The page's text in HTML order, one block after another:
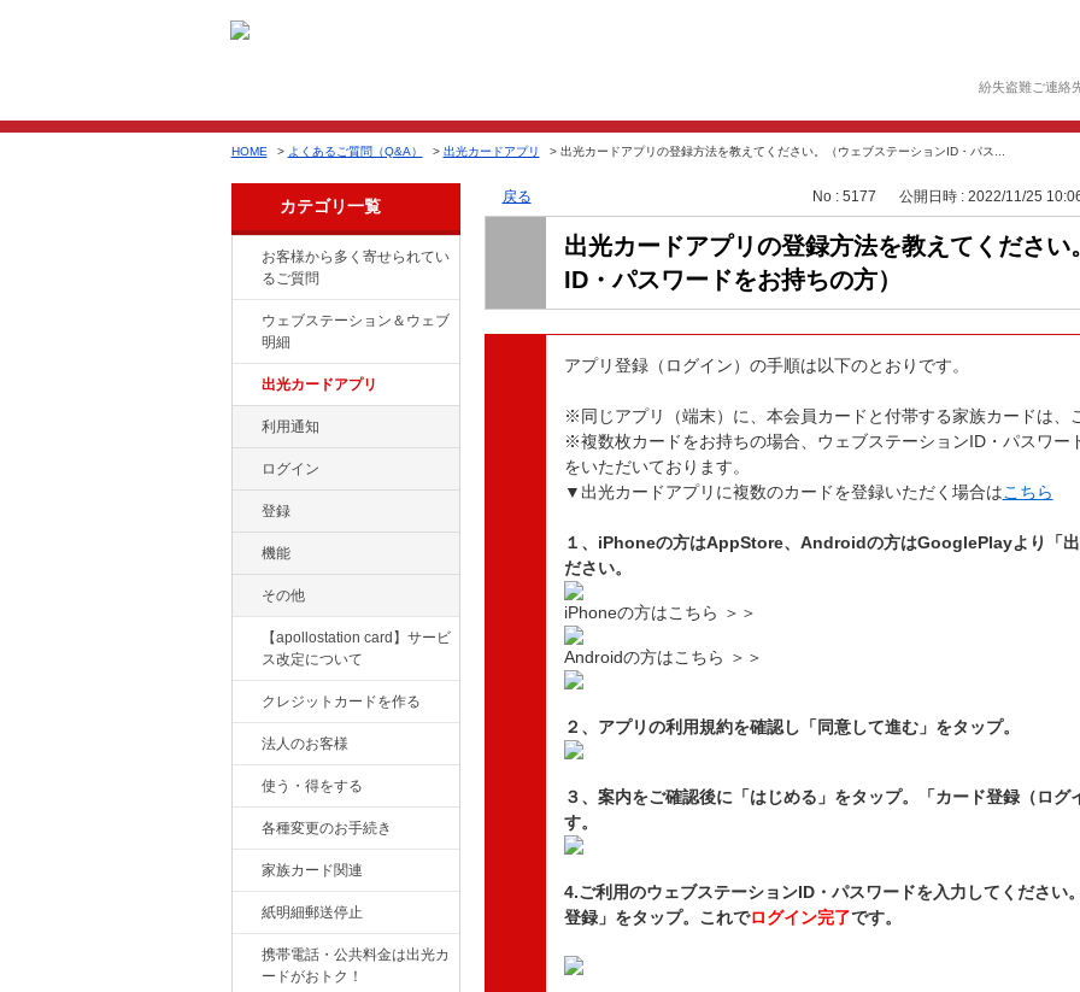
紛失盗難ご連絡
HOME > よくあるご質問（Q&A） > 出光カードアプリ > 出光カードアプリの登録方法を教えてください。（ウェブステーションID・パス...
カテゴリ一覧
お客様から多く寄せられてい
るご質問
ウェブステーション＆ウェブ
明細
出光カードアプリ
利用通知
ログイン
登録
機能
その他
【apollostation card】サービ
ス改定について
クレジットカードを作る
法人のお客様
使う・得をする
各種変更のお手続き
家族カード関連
紙明細郵送停止
携帯電話・公共料金は出光カ
ードがおトク！
戻る No : 5177 公開日時 : 2022/11/25
出光カードアプリの登録方法を教えてくださ
ID・パスワードをお持ちの方）
アプリ登録（ログイン）の手順は以下のとおりです。
※同じアプリ（端末）に、本会員カードと付帯する家族カードは、
※複数枚カードをお持ちの場合、ウェブステーションID・パスワー
をいただいております。
▼出光カードアプリに複数のカードを登録いただく場合はこちら
１、iPhoneの方はAppStore、Androidの方はGooglePlayより「出
ださい。
iPhoneの方はこちら ＞＞
Androidの方はこちら ＞＞
２、アプリの利用規約を確認し「同意して進む」をタップ。
３、案内をご確認後に「はじめる」をタップ。「カード登録（ログ
す。
4.ご利用のウェブステーションID・パスワードを入力してください
登録」をタップ。これでログイン完了です。